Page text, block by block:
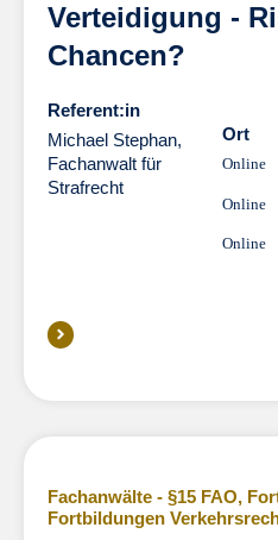
Verteidigung -
Chancen?
Referent:in
Michael Stephan,
Fachanwalt für
Strafrecht
Ort
Online
Online
Online
Fachanwälte - §15 FAO,
Fortbildungen